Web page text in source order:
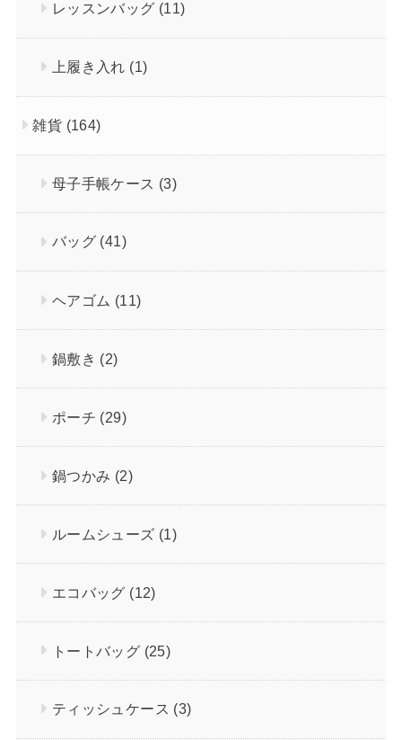
レッスンバッグ (11)
上履き入れ (1)
雑貨 (164)
母子手帳ケース (3)
バッグ (41)
ヘアゴム (11)
鍋敷き (2)
ポーチ (29)
鍋つかみ (2)
ルームシューズ (1)
エコバッグ (12)
トートバッグ (25)
ティッシュケース (3)